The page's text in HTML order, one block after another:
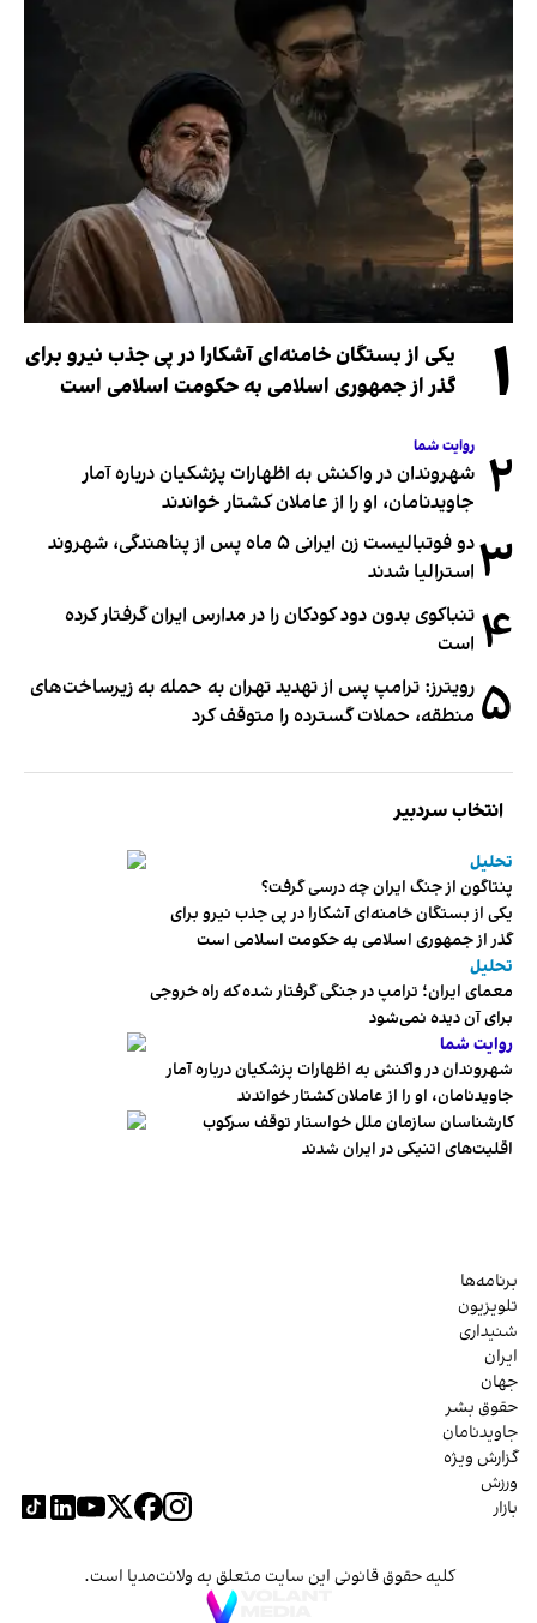
۱
یکی از بستگان خامنه‌ای آشکارا در پی جذب نیرو برای
گذر از جمهوری اسلامی به حکومت اسلامی است
۲ روایت شما
شهروندان در واکنش به اظهارات پزشکیان درباره آمار
جاویدنامان، او را از عاملان کشتار خواندند
۳
دو فوتبالیست زن ایرانی ۵ ماه پس از پناهندگی، شهروند
استرالیا شدند
۴ تنباکوی بدون دود کودکان را در مدارس ایران گرفتار کرده
است
۵ رویترز: ترامپ پس از تهدید تهران به حمله به زیرساخت‌های
منطقه، حملات گسترده را متوقف کرد
انتخاب سردبیر
تحلیل
پنتاگون از جنگ ایران چه درسی گرفت؟
یکی از بستگان خامنه‌ای آشکارا در پی جذب نیرو برای
گذر از جمهوری اسلامی به حکومت اسلامی است
تحلیل
معمای ایران؛ ترامپ در جنگی گرفتار شده که راه خروجی
برای آن دیده نمی‌شود
روایت شما
شهروندان در واکنش به اظهارات پزشکیان درباره آمار
جاویدنامان، او را از عاملان کشتار خواندند
کارشناسان سازمان ملل خواستار توقف سرکوب
اقلیت‌های اتنیکی در ایران شدند
برنامه‌ها
تلویزیون
شنیداری
ایران
جهان
حقوق بشر
جاویدنامان
گزارش ویژه
ورزش
بازار
کلیه حقوق قانونی این سایت متعلق به ولانت‌مدیا است.